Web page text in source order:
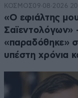
ΚΟΣΜΟΣ09·08·2026
«Ο εφιάλτης
Σαϊεντολόγων»
«παραδόθηκε»
υπέστη χρόνια